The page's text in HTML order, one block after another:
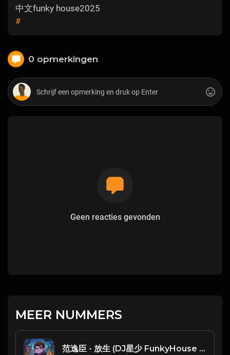
中文funky house2025
#
0 opmerkingen
Geen reacties gevonden
MEER NUMMERS
范逸臣 - 放生 (DJ星少 FunkyHouse Mix)